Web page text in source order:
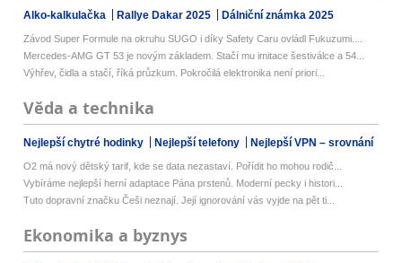
Alko-kalkulačka Rallye Dakar 2025 Dálniční známka 2025
Závod Super Formule na okruhu SUGO i díky Safety Caru ovládl Fukuzumi....
Mercedes-AMG GT 53 je novým základem. Stačí mu imitace šestiválce a 54...
Výhřev, čidla a stačí, říká průzkum. Pokročilá elektronika není priori...
Věda a technika
Nejlepší chytré hodinky Nejlepší telefony Nejlepší VPN – srovnání
O2 má nový dětský tarif, kde se data nezastaví. Pořídit ho mohou rodič...
Vybíráme nejlepší herní adaptace Pána prstenů. Moderní pecky i histori...
Tuto dopravní značku Češi neznají. Její ignorování vás vyjde na pět ti...
Ekonomika a byznys